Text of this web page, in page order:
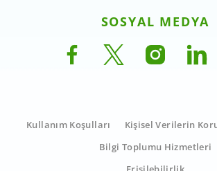
SOSYAL MEDYA
Kullanım Koşulları
Kişisel Verilerin
Bilgi Toplumu Hizmetleri